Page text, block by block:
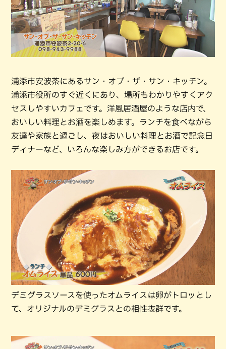
浦添市安波茶にあるサン・オブ・ザ・サン・キッチン。
浦添市役所のすぐ近くにあり、場所もわかりやすくアク
セスしやすいカフェです。洋風居酒屋のような店内で、
おいしい料理とお酒を楽しめます。ランチを食べながら
友達や家族と過ごし、夜はおいしい料理とお酒で記念日
ディナーなど、いろんな楽しみ方ができるお店です。
デミグラスソースを使ったオムライスは卵がトロッとし
て、オリジナルのデミグラスとの相性抜群です。